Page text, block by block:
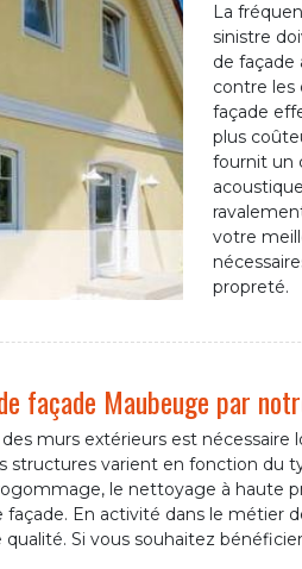
La
sinistre
de façade
contre les
façade
plus
fournit un
votre
propreté.
façade Maubeuge par
murs extérieurs est nécessaire
structures varient en fonction du
le nettoyage à haute
façade. En activité dans le métier
Si vous souhaitez